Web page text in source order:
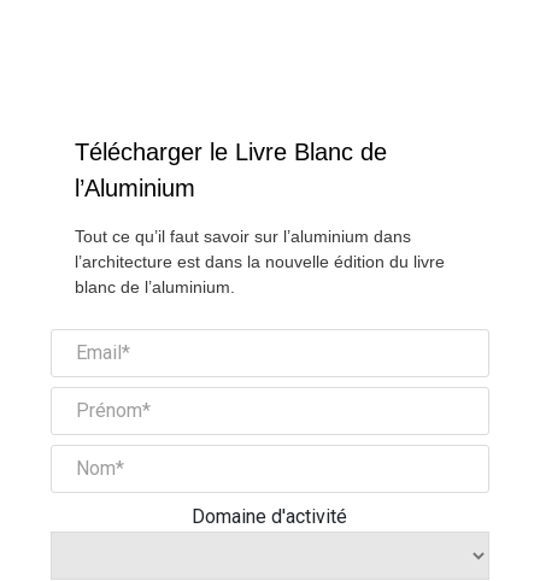
Télécharger le Livre Blanc de
l’Aluminium
Tout ce qu’il faut savoir sur l’aluminium dans
l’architecture est dans la nouvelle édition du livre
blanc de l’aluminium.
Domaine d'activité